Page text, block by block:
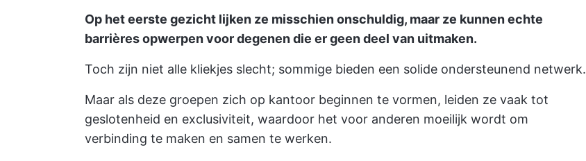
Op het eerste gezicht lijken ze misschien onschuldig, maar ze kunnen echte
barrières opwerpen voor degenen die er geen deel van uitmaken.
Toch zijn niet alle kliekjes slecht; sommige bieden een solide ondersteunend netwerk.
Maar als deze groepen zich op kantoor beginnen te vormen, leiden ze vaak tot
geslotenheid en exclusiviteit, waardoor het voor anderen moeilijk wordt om
verbinding te maken en samen te werken.